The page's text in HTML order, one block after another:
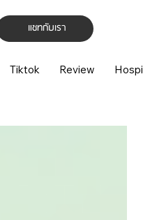
แชทกับเรา
Tiktok Review